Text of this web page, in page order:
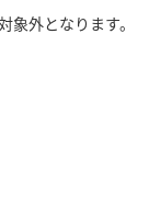
外となります。